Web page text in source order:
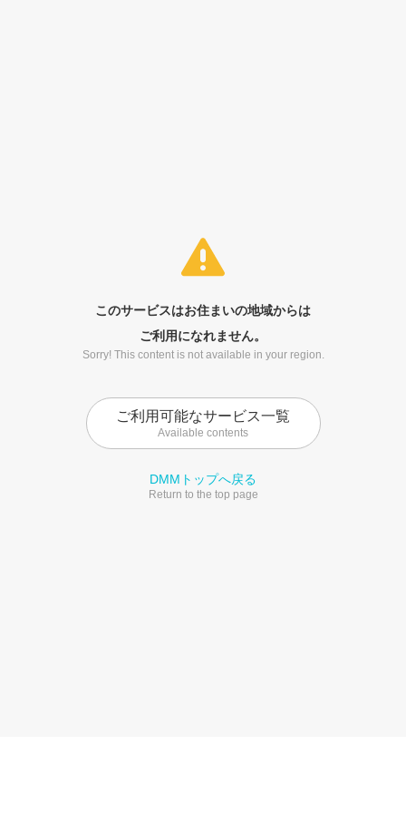
このサービスはお住まいの地域からは
ご利用になれません。
Sorry! This content is not available in your region.
ご利用可能なサービス一覧
Available contents
DMMトップへ戻る
Return to the top page